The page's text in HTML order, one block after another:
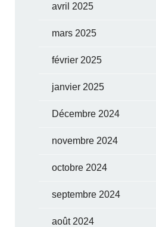
avril 2025
mars 2025
février 2025
janvier 2025
Décembre 2024
novembre 2024
octobre 2024
septembre 2024
août 2024